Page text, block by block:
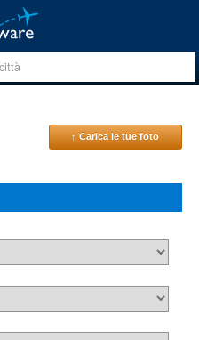
↑ Carica le tue foto